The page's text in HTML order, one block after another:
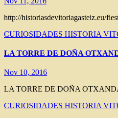
http://historiasdevitoriagasteiz.eu/
CURIOSIDADES HISTORIA
LA TORRE DE DOÑA
Nov 10, 2016
LA TORRE DE DOÑA
CURIOSIDADES HISTORIA